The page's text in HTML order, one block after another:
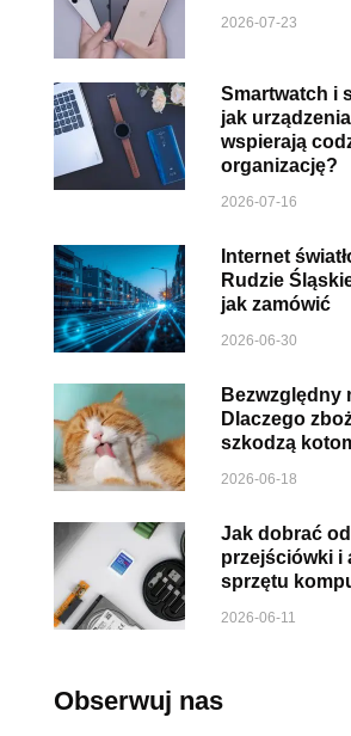
2026-07-23
Smartwatch i
jak
wspierają
organizację?
2026-07-16
Internet
Rudzie
jak zamówić
2026-06-30
Bezwzględny
Dlaczego
szkodzą
2026-06-18
Jak dobrać
przejściówki i
sprzętu
2026-06-11
Obserwuj nas